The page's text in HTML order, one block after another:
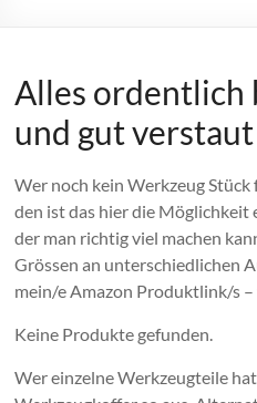
Alles ordentlich
und gut verstaut
Wer noch kein Werkzeug
den ist das hier die
der man richtig viel machen
Grössen an unterschiedlichen
mein/e Amazon Produktlink/s
Keine Produkte gefunden.
Wer einzelne Werkzeugteile